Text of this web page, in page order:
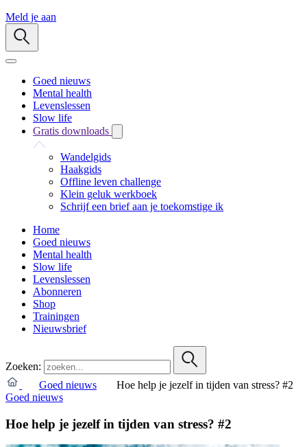
Meld je aan
Goed nieuws
Mental health
Levenslessen
Slow life
Gratis downloads
Wandelgids
Haakgids
Offline leven challenge
Klein geluk werkboek
Schrijf een brief aan je toekomstige ik
Home
Goed nieuws
Mental health
Slow life
Levenslessen
Abonneren
Shop
Trainingen
Nieuwsbrief
Zoeken:
Goed nieuws
Hoe help je jezelf in tijden van stress? #2
Goed nieuws
Hoe help je jezelf in tijden van stress? #2